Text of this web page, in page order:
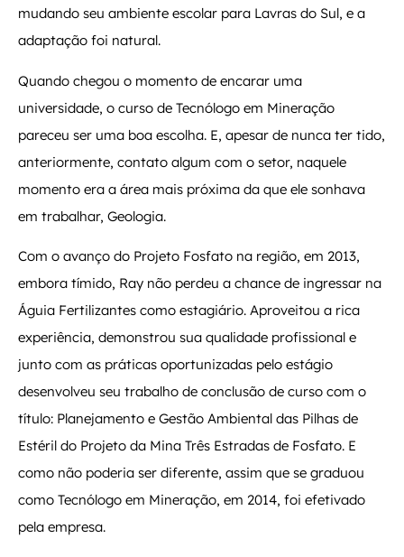
mudando seu ambiente escolar para Lavras do Sul, e a
adaptação foi natural.
Quando chegou o momento de encarar uma
universidade, o curso de Tecnólogo em Mineração
pareceu ser uma boa escolha. E, apesar de nunca ter tido,
anteriormente, contato algum com o setor, naquele
momento era a área mais próxima da que ele sonhava
em trabalhar, Geologia.
Com o avanço do Projeto Fosfato na região, em 2013,
embora tímido, Ray não perdeu a chance de ingressar na
Águia Fertilizantes como estagiário. Aproveitou a rica
experiência, demonstrou sua qualidade profissional e
junto com as práticas oportunizadas pelo estágio
desenvolveu seu trabalho de conclusão de curso com o
título: Planejamento e Gestão Ambiental das Pilhas de
Estéril do Projeto da Mina Três Estradas de Fosfato. E
como não poderia ser diferente, assim que se graduou
como Tecnólogo em Mineração, em 2014, foi efetivado
pela empresa.